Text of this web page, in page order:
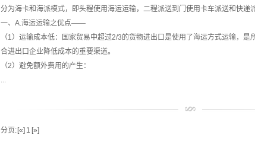
分为海卡和海派模式，即头程使用海运运输，二程派送到门使用卡车派送和快递
一、A.海运运输之优点——
（1）运输成本低：国家贸易中超过2/3的货物进出口是使用了海运方式运输，
合进出口企业降低成本的重要渠道。
（2）避免额外费用的产生：
...
分页: [«] 1 [»]